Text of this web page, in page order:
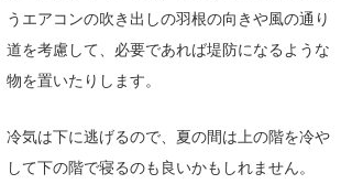
うエアコンの吹き出しの羽根の向きや風の通り
道を考慮して、必要であれば堤防になるような
物を置いたりします。
冷気は下に逃げるので、夏の間は上の階を冷や
して下の階で寝るのも良いかもしれません。
唐澤予報士
SancheZ
米山予報士